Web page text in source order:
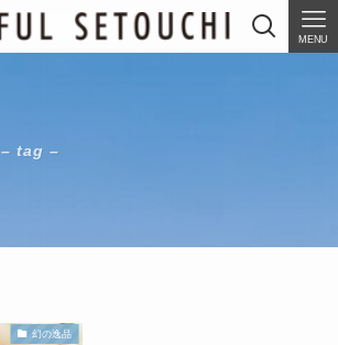
MENU
– tag –
幻の逸品